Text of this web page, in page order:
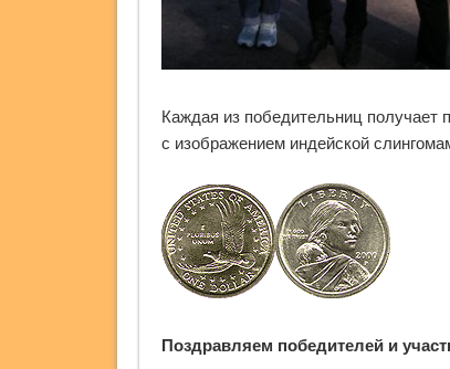
Каждая из победительниц
с изображением индейской
Поздравляем победителей и